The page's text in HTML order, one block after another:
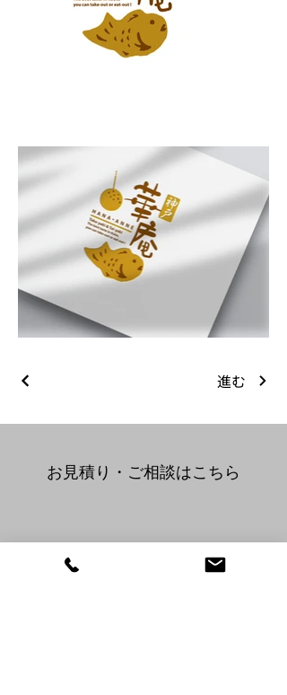
kohs-
insta-
1.jpg
進む
​お見積り・ご相談はこちら